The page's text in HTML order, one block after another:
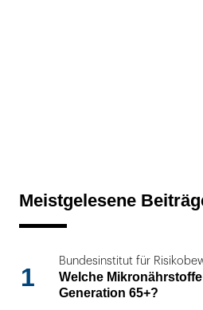
Meistgelesene
1
Bundesinstitut für
Welche
Generation 65+?